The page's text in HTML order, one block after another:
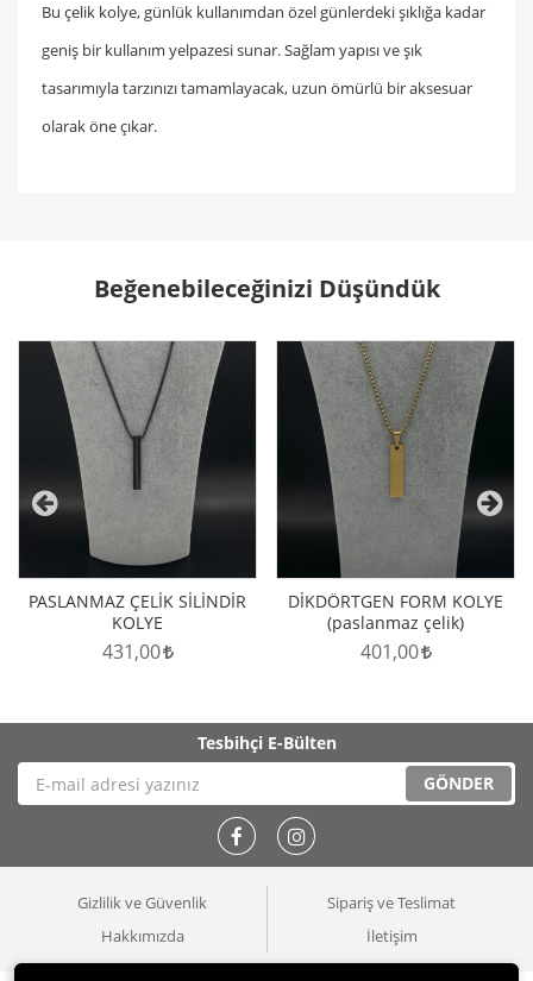
Bu çelik kolye, günlük kullanımdan özel günlerdeki şıklığa kadar
geniş bir kullanım yelpazesi sunar. Sağlam yapısı ve şık
tasarımıyla tarzınızı tamamlayacak, uzun ömürlü bir aksesuar
olarak öne çıkar.
Beğenebileceğinizi Düşündük
PASLANMAZ ÇELİK SİLİNDİR
KOLYE
431,00
DİKDÖRTGEN FORM KOLYE
(paslanmaz çelik)
401,00
Tesbihçi E-Bülten
GÖNDER
Gizlilik ve Güvenlik
Sipariş ve Teslimat
Hakkımızda
İletişim